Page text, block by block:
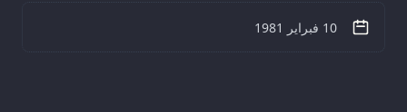
10 فبراير 1981